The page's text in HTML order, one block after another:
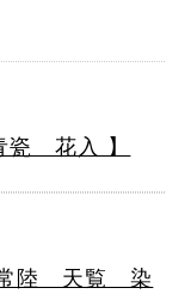
瓷 花入 】
常陸 天覧 染